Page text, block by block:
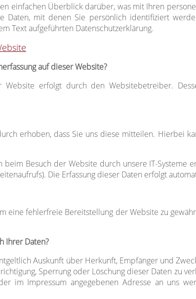
einfachen Überblick darüber, was mit Ihren
Daten, mit denen Sie persönlich identifiziert
Text aufgeführten Datenschutzerklärung.
auf dieser Website?
Website erfolgt durch den Websitebetreiber.
erhoben, dass Sie uns diese mitteilen. Hierbei
Besuch der Website durch unsere IT-Systeme
Die Erfassung dieser Daten erfolgt
eine fehlerfreie Bereitstellung der Website zu
Ihrer Daten?
Auskunft über Herkunft, Empfänger und
Sperrung oder Löschung dieser Daten zu
im Impressum angegebenen Adresse an uns